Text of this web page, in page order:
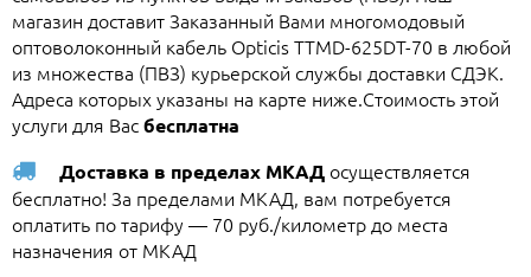
магазин доставит Заказанный Вами многомодовый
оптоволоконный кабель Opticis TTMD-625DT-70 в любой
из множества (ПВЗ) курьерской службы доставки СДЭК.
Адреса которых указаны на карте ниже.Стоимость этой
услуги для Васбесплатна
Доставка в пределах МКАД осуществляется
бесплатно! За пределами МКАД, вам потребуется
оплатить по тарифу — 70 руб./километр до места
назначения от МКАД